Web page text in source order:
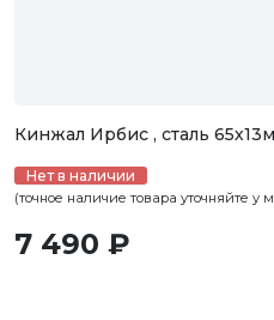
Кинжал Ирбис , сталь
Нет в наличии
(точное наличие товара уточняйте у
7 490 ₽